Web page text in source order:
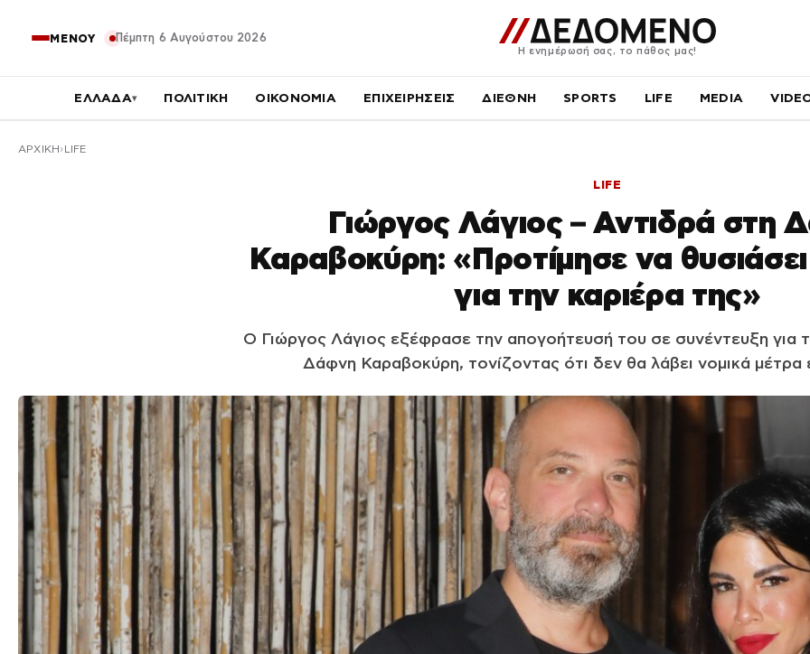
ΜΕΝΟΥ Πέμπτη 6 Αυγούστου 2026
Η ενημέρωσή σας, το πάθος μας!
ΕΛΛΑΔΑ▾ ΠΟΛΙΤΙΚΗ ΟΙΚΟΝΟΜΙΑ ΕΠΙΧΕΙΡΗΣΕΙΣ ΔΙΕΘΝΗ SPORTS LIFE MEDIA
ΑΡΧΙΚΉ LIFE
LIFE
Γιώργος Λάγιος – Αντιδρά στη
Καραβοκύρη: «Προτίμησε να
για την καριέρα της»
Ο Γιώργος Λάγιος εξέφρασε την απογοήτευσή του σε συνέντευξη για
Δάφνη Καραβοκύρη, τονίζοντας ότι δεν θα λάβει νομικά μέτρα